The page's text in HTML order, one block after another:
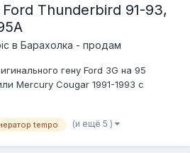
Thunderbird 91-93,
в Барахолка - продам
гену Ford 3G на 95
Mercury Cougar 1991-1993 с
и Ford Tempo/Mercury Topaz 2.3
же модели 1986-1988, с некоторой
tempo (и ещё 5 )